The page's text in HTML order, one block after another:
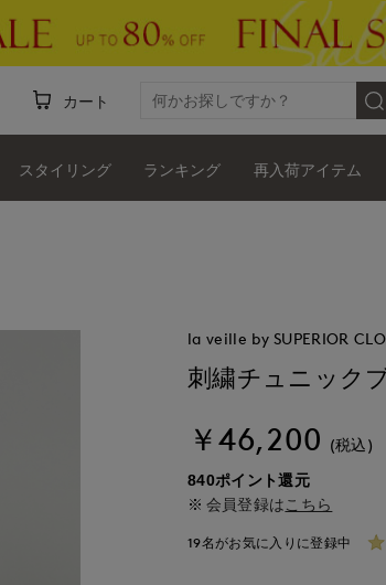
カート
スタイリング ランキング 再入荷アイテム
la veille by SUPERIOR
刺繍チュニック
￥46,200 (税込)
840ポイント還元
会員登録は こちら
19名がお気に入りに登録中